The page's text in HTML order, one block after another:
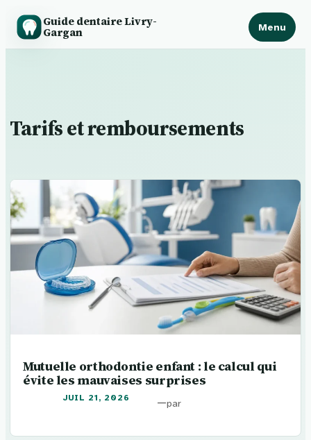
Guide dentaire Livry-
Gargan Menu
Tarifs et remboursements
Mutuelle orthodontie enfant : le calcul qui
évite les mauvaises surprises
JUIL 21, 2026 —par